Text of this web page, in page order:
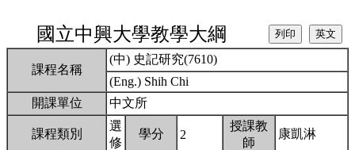
國立中興大學教學大綱
課程名稱
(中) 史記研究(7610)
(Eng.) Shih Chi
開課單位
中文所
課程類別
選
修
學分 2
授課教
師
康凱淋